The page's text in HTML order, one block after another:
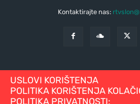
Kontaktirajte nas:
USLOVI KORIŠTENJA
POLITIKA KORIŠTENJA
POLITIKA PRIVATNOSTI: